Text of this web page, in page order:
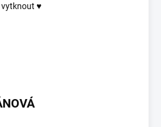
vytknout ♥️